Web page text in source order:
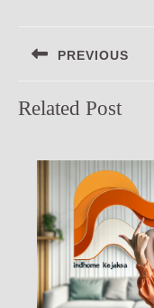
pos
PREVIOUS
post:
Related Post